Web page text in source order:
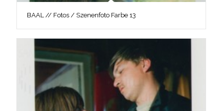
BAAL // Fotos / Szenenfoto Farbe 13